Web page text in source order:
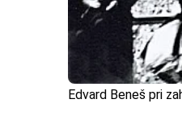
Edvard Beneš pri